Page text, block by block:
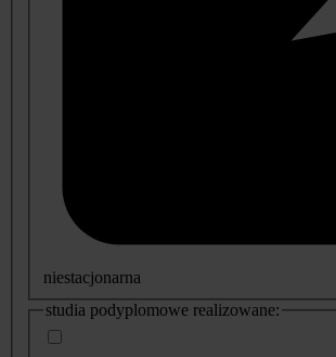
niestacjonarna
studia podyplomowe realizowane: